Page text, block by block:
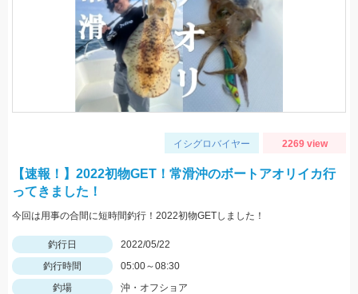
イシグロバイヤー 2269 view
【速報！】2022初物GET！常滑沖のボートアオリイカ行
ってきました！
今回は用事の合間に短時間釣行！2022初物GETしました！
釣行日
2022/05/22
釣行時間
05:00～08:30
釣場
沖・オフショア